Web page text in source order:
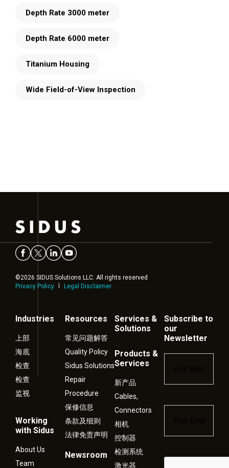
Depth Rate 3000 meter
Depth Rate 6000 meter
Titanium Housing
Wide Field-of-View Inspection
©2026 SIDUS Solutions LLC. All rights reserved
Privacy Policy
Legal Disclaimer
Industries
上部
海底
检查
检查
监视
Working
with Sidus
About Us
Team
Resources
常见问题解答
Quality Policy
Sidus Solutions
Repair
Procedure
保修信息
条款及细则
法律免责声明
Newsroom
Services &
Solutions
Products &
Services
新产品
Cables,
Connectors
相机
控制器
检测系统
激光器
Subscribe to
our
Newsletter